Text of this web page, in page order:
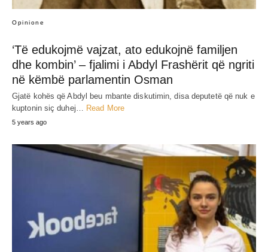
Opinione
‘Të edukojmë vajzat, ato edukojnë familjen
dhe kombin’ – fjalimi i Abdyl Frashërit që ngriti
në këmbë parlamentin Osman
Gjatë kohës që Abdyl beu mbante diskutimin, disa deputetë që nuk e
kuptonin siç duhej…
Read More
5 years ago